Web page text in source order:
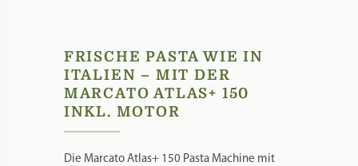
FRISCHE PASTA WIE IN
ITALIEN – MIT DER
MARCATO ATLAS+ 150
INKL. MOTOR
Die Marcato Atlas+ 150 Pasta Machine mit